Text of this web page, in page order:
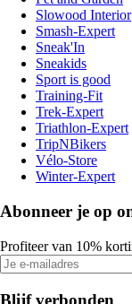
Slowood Interior
Smash-Expert
Sneak'In
Sneakids
Sport is good
Training-Fit
Trek-Expert
Triathlon-Expert
TripNBikers
Vélo-Store
Winter-Expert
Abonneer je op
Profiteer van 10%
Blijf verbonden